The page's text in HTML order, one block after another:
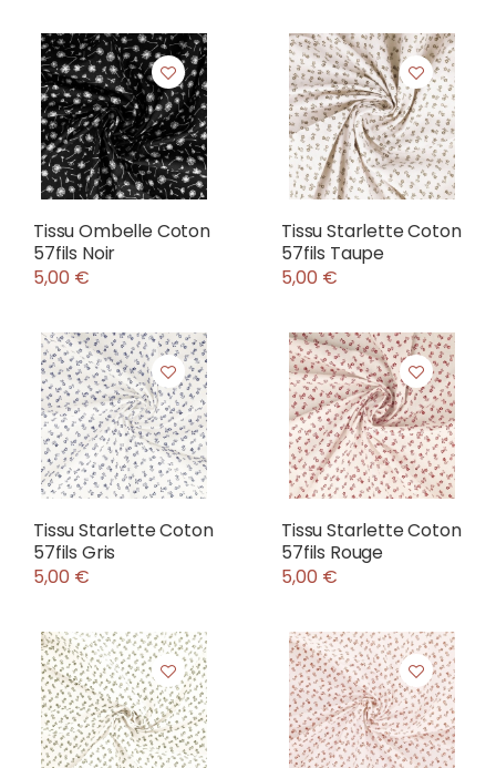
Tissu Ombelle Coton
57fils Noir
5,00 €
Tissu Starlette Coton
57fils Taupe
5,00 €
Tissu Starlette Coton
57fils Gris
5,00 €
Tissu Starlette Coton
57fils Rouge
5,00 €